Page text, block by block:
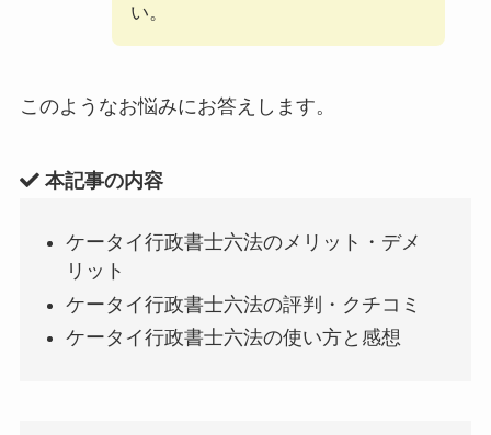
い。
このようなお悩みにお答えします。
本記事の内容
ケータイ行政書士六法のメリット・デメ
リット
ケータイ行政書士六法の評判・クチコミ
ケータイ行政書士六法の使い方と感想